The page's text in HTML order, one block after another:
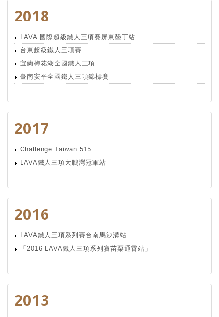
2018
LAVA 國際超級鐵人三項賽屏東墾丁站
台東超級鐵人三項賽
宜蘭梅花湖全國鐵人三項
臺南安平全國鐵人三項錦標賽
2017
Challenge Taiwan 515
LAVA鐵人三項大鵬灣冠軍站
2016
LAVA鐵人三項系列賽台南馬沙溝站
「2016 LAVA鐵人三項系列賽苗栗通霄站」
2013